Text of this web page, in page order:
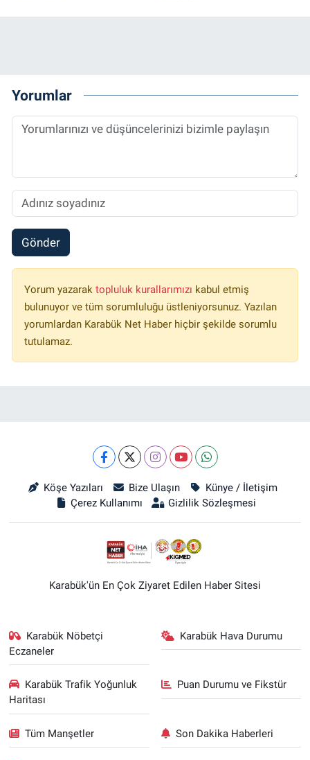
Yorumlar
Gönder
Yorum yazarak topluluk kurallarımızı kabul etmiş
bulunuyor ve tüm sorumluluğu üstleniyorsunuz. Yazılan
yorumlardan Karabük Net Haber hiçbir şekilde sorumlu
tutulamaz.
Köşe Yazıları Bize Ulaşın
Künye / İletişim
Çerez Kullanımı
Gizlilik Sözleşmesi
Karabük'ün En Çok Ziyaret Edilen Haber Sitesi
Karabük Nöbetçi
Eczaneler
Karabük Hava Durumu
Karabük Trafik Yoğunluk
Haritası
Puan Durumu ve Fikstür
Tüm Manşetler Son Dakika Haberleri